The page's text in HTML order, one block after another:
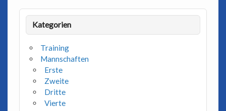
Kategorien
Training
Mannschaften
Erste
Zweite
Dritte
Vierte